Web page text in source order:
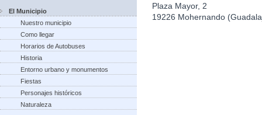
El Municipio
Nuestro municipio
Como llegar
Horarios de Autobuses
Historia
Entorno urbano y monumentos
Fiestas
Personajes históricos
Naturaleza
Plaza Mayor, 2
19226 Mohernando